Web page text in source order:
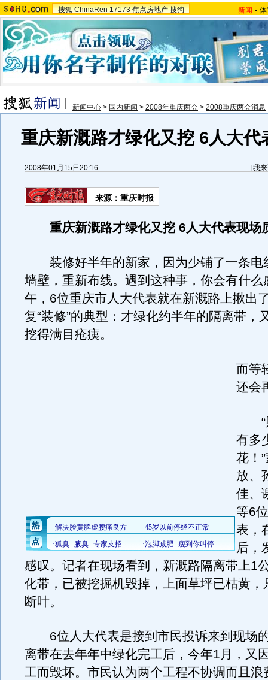
搜狐 ChinaRen 17173 焦点房地产 搜狗 新闻 -
新闻中心 > 国内新闻 > 2008年重庆两会 > 2008重庆两会消息
重庆新溉路才绿化又挖 6人大代
2008年01月15日20:16 [我
来源：重庆时报
重庆新溉路才绿化又挖 6人大代表现场
装修好半年的新家，因为少铺了一条电
墙壁，重新布线。遇到这种事，你会有什么
午，6位重庆市人大代表就在新溉路上揪出
复“装修”的典型：才绿化约半年的隔离带，
挖得满目疮痍。
而等
还会
“
有多
花！
放、
佳、
等6
表，
后，
感叹。记者在现场看到，新溉路隔离带上1
化带，已被挖掘机毁掉，上面草坪已枯黄，
断叶。
6位人大代表是接到市民投诉来到现场
离带在去年年中绿化完工后，今年1月，又
工而毁坏。市民认为两个工程不协调而且浪